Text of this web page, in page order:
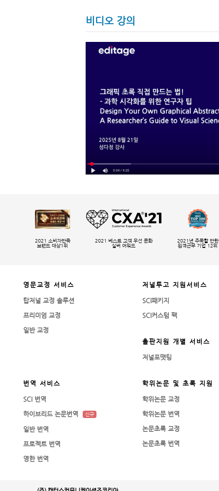
비디오 강의
2021 소비자만족
브랜드 대상1위
2021 베스트 고객 우선 문화
실버 어워드
2021년 주목할 만한
원격근무 기업 12위
영문교정 서비스
탑저널 교정 솔루션
프리미엄 교정
일반 교정
번역 서비스
SCI 번역
하이브리드 논문번역
신규
일반 번역
프로젝트 번역
영한 번역
저널투고 지원서비스
SCI패키지
SCI커스텀 팩
출판지원 개별 서비스
저널포맷팅
학위논문 및 초록 지원
학위논문 교정
학위논문 번역
논문초록 교정
논문초록 번역